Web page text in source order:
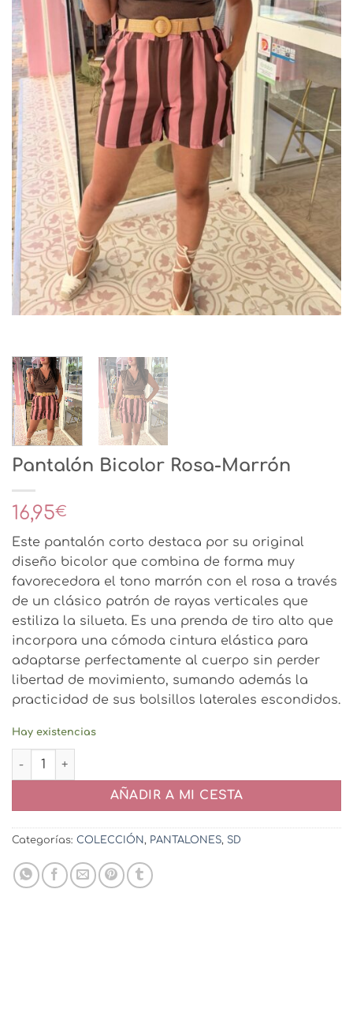
Pantalón Bicolor Rosa-Marrón
16,95€
Este pantalón corto destaca por su original
diseño bicolor que combina de forma muy
favorecedora el tono marrón con el rosa a través
de un clásico patrón de rayas verticales que
estiliza la silueta. Es una prenda de tiro alto que
incorpora una cómoda cintura elástica para
adaptarse perfectamente al cuerpo sin perder
libertad de movimiento, sumando además la
practicidad de sus bolsillos laterales escondidos.
Hay existencias
Pantalón Bicolor Rosa-Marrón cantidad
AÑADIR A MI CESTA
Categorías: COLECCIÓN, PANTALONES, SD